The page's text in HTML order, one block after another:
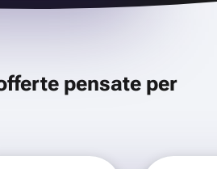
pensate per